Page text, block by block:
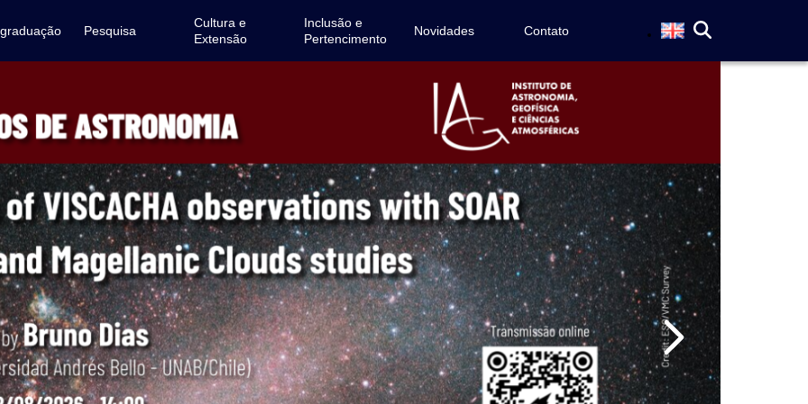
Pesquisa
Cultura e
Extensão
Inclusão e
Pertencimento
Novidades Contato